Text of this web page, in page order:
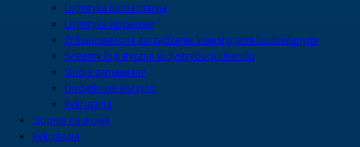
Logistyka humanitarna
Logistyka wojskowa
Zrównoważone zarządzanie inwestycjami budowlanymi
Systemy logistyczne w dystrybucji i handlu
Studia zamawiane
Dodatkowe korzyści
Rekrutacja
Stopnie naukowe
Rekrutacja